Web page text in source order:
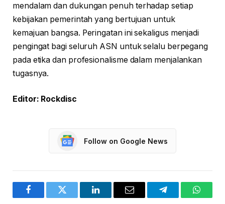
mendalam dan dukungan penuh terhadap setiap
kebijakan pemerintah yang bertujuan untuk
kemajuan bangsa. Peringatan ini sekaligus menjadi
pengingat bagi seluruh ASN untuk selalu berpegang
pada etika dan profesionalisme dalam menjalankan
tugasnya.
Editor: Rockdisc
Follow on Google News
FacebookTwitter LinkedInEmail Telegram